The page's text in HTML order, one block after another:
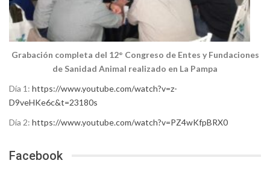
Grabación completa del 12° Congreso de Entes y Fundaciones
de Sanidad Animal realizado en La Pampa
Día 1: https://www.youtube.com/watch?v=z-
D9veHKe6c&t=23180s
Día 2: https://www.youtube.com/watch?v=PZ4wKfpBRX0
Facebook